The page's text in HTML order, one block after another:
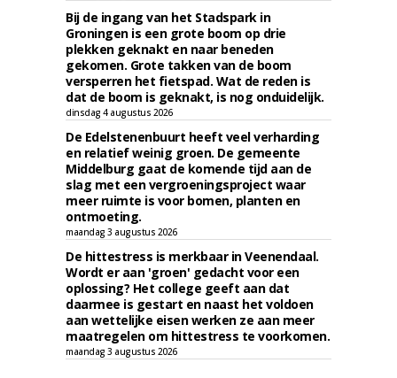
Bij de ingang van het Stadspark in
Groningen is een grote boom op drie
plekken geknakt en naar beneden
gekomen. Grote takken van de boom
versperren het fietspad. Wat de reden is
dat de boom is geknakt, is nog onduidelijk.
dinsdag 4 augustus 2026
De Edelstenenbuurt heeft veel verharding
en relatief weinig groen. De gemeente
Middelburg gaat de komende tijd aan de
slag met een vergroeningsproject waar
meer ruimte is voor bomen, planten en
ontmoeting.
maandag 3 augustus 2026
De hittestress is merkbaar in Veenendaal.
Wordt er aan 'groen' gedacht voor een
oplossing? Het college geeft aan dat
daarmee is gestart en naast het voldoen
aan wettelijke eisen werken ze aan meer
maatregelen om hittestress te voorkomen.
maandag 3 augustus 2026